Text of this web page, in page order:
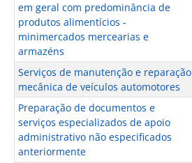
em geral com predominância de
produtos alimentícios -
minimercados mercearias e
armazéns
Serviços de manutenção e reparação
mecânica de veículos automotores
Preparação de documentos e
serviços especializados de apoio
administrativo não especificados
anteriormente